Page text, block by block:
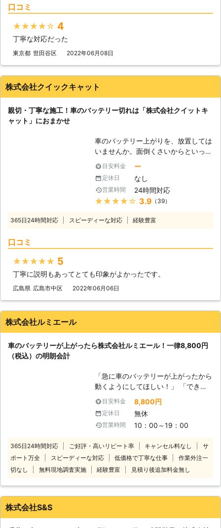
うえで、バッテリー上がりの原因や車
開始いたします。 お見積り後の追加
料金は発生しませんのでご安心くださ
い。 出張無料となります。お気軽に
お問い合わせ下さい。
口コミ
★★★★★ 4
丁寧な対応だった
東京都 世田谷区 2022年06月08日
株式会社クイックキャット
親切・丁寧な施工！車のバッテリー切れは「株式会社クイットキ
ャット」におまかせ
車のバッテリー上がりを、放置しては
いませんか。面倒くさいからといって
バッテリー上がりを放置してしまう
と、タンク内のガソリンが固まって詰
まりを引き起こす恐れがあります。そ
のため、車のバッテリー上がりはすぐ
にでも解消する必要があるのです。
きは、「株式会社クイックキャット」
てしまったからです。車のエンジンは
バッテリー内の電気を利用して動きだ
って動かなくなってしまいます。
できます 車のバッテリーが上がって
しまったことに気づくのは、車を運転
しようとしたけれどうんともすんとも
動かないときです。実際に運転をしよ
うとしたその瞬間に気が付くので、時
間的に余裕がないことも多いでしょ
社クイックキャット」の出番です！弊
社は、24時間365日対応していま
す。毎日いつでもお客様のご依頼に備
目安料金 ー
定休日 なし
営業時間 24時間対応
★★★★★ 3.9 （39）
365日24時間対応 スピーディーな対応 経験豊富
口コミ
★★★★★ 5
丁寧に説明もあってとても印象がよかったです。
広島県 広島市中区 2022年06月06日
株式会社ルミエール
車のバッテリーが上がったら株式会社ルミエール！一律8,800円
（税込）の明朗会計
「急に車のバッテリーが上がったから
動くようにしてほしい！」 「できる
だけ安く・早くジャンプスタートして
くれる業者を探している」 そんなと
きは株式会社ルミエールにお任せくだ
さい！ 車が動かないお客様のもとに
ジンがかかるようお手伝い！突然のバ
ッテリー上がりでお困りのところを解
決します。 国産乗用車の対応のみに
費無料の一律8,800円（税込）でお客
よ！近郊エリアで車のバッテリー上が
目安料金 8,800円
定休日 無休
営業時間 10：00～19：00
365日24時間対応 ご好評・高いリピート率 キャンセル料なし
サ
ポート万全
スピーディーな対応 低価格で丁寧な仕事
作業外注一
切なし
無料現地調査実施 経験豊富 見積り後追加料金無し
株式会社S&S